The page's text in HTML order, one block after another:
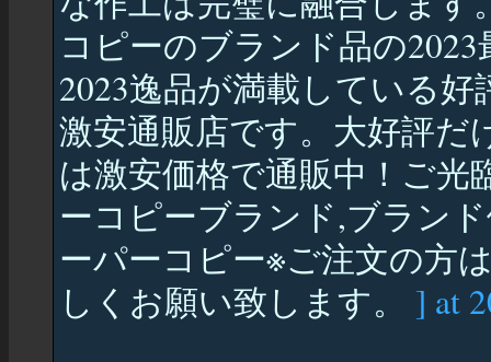
コピーのブランド品の
2023逸品が満載している
激安通販店です。大好評だ
は激安価格で通販中！ご
ーコピーブランド,ブラン
ーパーコピー※ご注文の方
しくお願い致します。
] at